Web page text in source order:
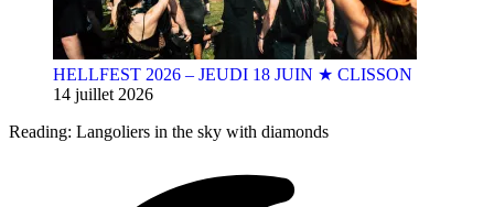
HELLFEST 2026 – JEUDI 18 JUIN ★ CLISSON
14 juillet 2026
Reading: Langoliers in the sky with diamonds